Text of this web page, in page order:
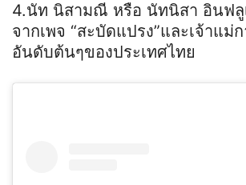
4.นัท นิสามณี หรือ นัทนิสา อินฟลู
จากเพจ “สะบัดแปรง”และเจ้าแม่
อันดับต้นๆของประเทศไทย